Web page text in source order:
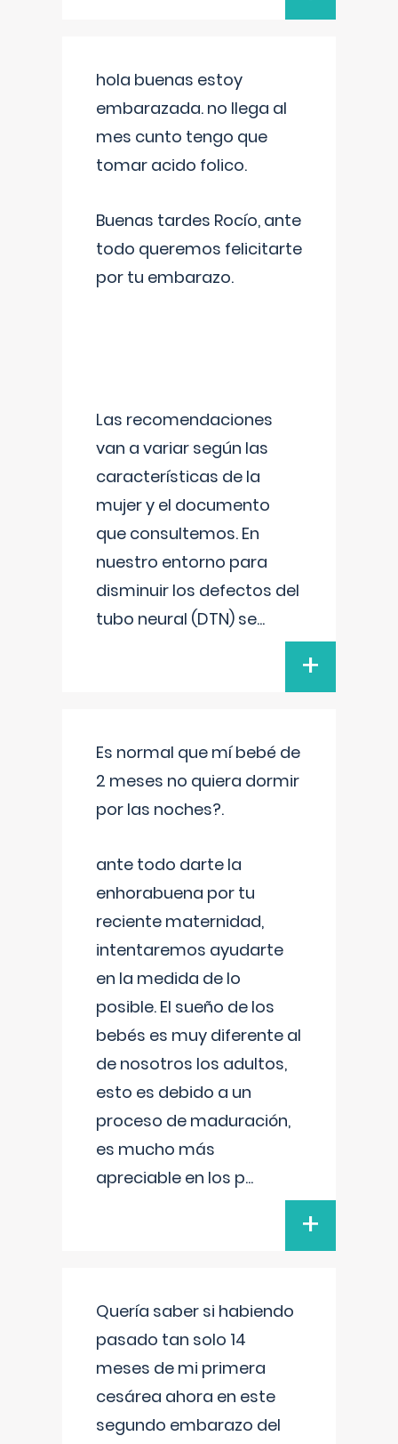
hola buenas estoy
embarazada. no llega al
mes cunto tengo que
tomar acido folico.
Buenas tardes Rocío, ante
todo queremos felicitarte
por tu embarazo.
Las recomendaciones
van a variar según las
características de la
mujer y el documento
que consultemos. En
nuestro entorno para
disminuir los defectos del
tubo neural (DTN) se...
+
Es normal que mí bebé de
2 meses no quiera dormir
por las noches?.
ante todo darte la
enhorabuena por tu
reciente maternidad,
intentaremos ayudarte
en la medida de lo
posible. El sueño de los
bebés es muy diferente al
de nosotros los adultos,
esto es debido a un
proceso de maduración,
es mucho más
apreciable en los p...
+
Quería saber si habiendo
pasado tan solo 14
meses de mi primera
cesárea ahora en este
segundo embarazo del